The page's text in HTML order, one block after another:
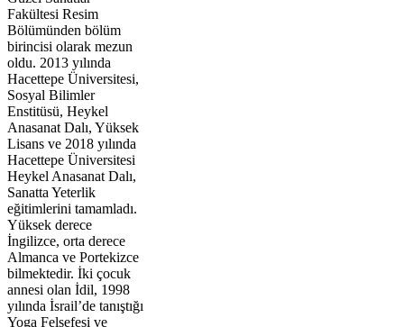
Fakültesi Resim
Bölümünden bölüm
birincisi olarak mezun
oldu. 2013 yılında
Hacettepe Üniversitesi,
Sosyal Bilimler
Enstitüsü, Heykel
Anasanat Dalı, Yüksek
Lisans ve 2018 yılında
Hacettepe Üniversitesi
Heykel Anasanat Dalı,
Sanatta Yeterlik
eğitimlerini tamamladı.
Yüksek derece
İngilizce, orta derece
Almanca ve Portekizce
bilmektedir. İki çocuk
annesi olan İdil, 1998
yılında İsrail’de tanıştığı
Yoga Felsefesi ve